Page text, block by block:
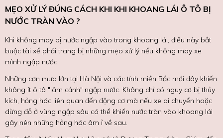
MẸO XỬ LÝ ĐÚNG CÁCH KHI KHI KHOANG LÁI Ô TÔ BỊ
NƯỚC TRÀN VÀO ?
Khi không may bị nước ngập vào trong khoang lái, điều này bắt
buộc tài xế phải trang bị những mẹo xử lý nếu không may xe
mình ngập nước.
Những cơn mưa lớn tại Hà Nội và các tỉnh miền Bắc mới đây khiến
không ít ô tô "lâm cảnh" ngập nước. Không chỉ có nguy cơ bị thủy
kích, hỏng hóc liên quan đến động cơ mà nếu xe di chuyển hoặc
dừng đỗ ở vùng ngập sâu có thể khiến nước tràn vào khoang lái
gây nên những hỏng hóc âm ỉ về sau.